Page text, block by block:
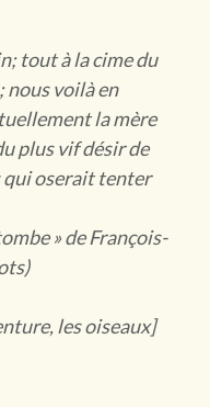
tout à la cime du
nous voilà en
la mère
plus vif désir de
qui oserait tenter
» de François-
les oiseaux]